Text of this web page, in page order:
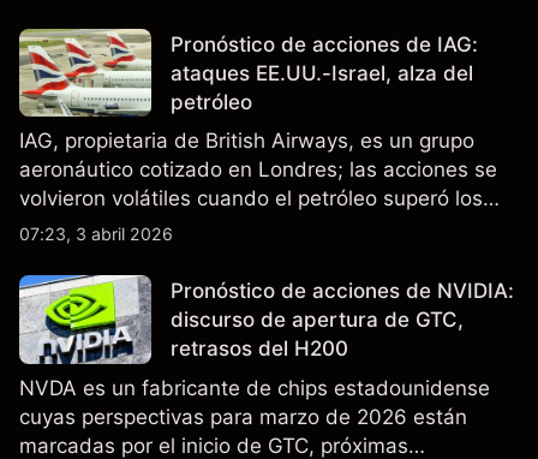
Pronóstico de acciones de IAG:
ataques EE.UU.-Israel, alza del
petróleo
IAG, propietaria de British Airways, es un grupo
aeronáutico cotizado en Londres; las acciones se
volvieron volátiles cuando el petróleo superó los
$105 y los cierres del espacio aéreo de Oriente
no es un indicador fiable de resultados futuros..
07:23, 3 abril 2026
Pronóstico de acciones de NVIDIA:
discurso de apertura de GTC,
retrasos del H200
NVDA es un fabricante de chips estadounidense
cuyas perspectivas para marzo de 2026 están
marcadas por el inicio de GTC, próximas